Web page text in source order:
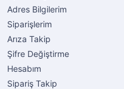
Adres Bilgilerim
Siparişlerim
Arıza Takip
Şifre Değiştirme
Hesabım
Sipariş Takip